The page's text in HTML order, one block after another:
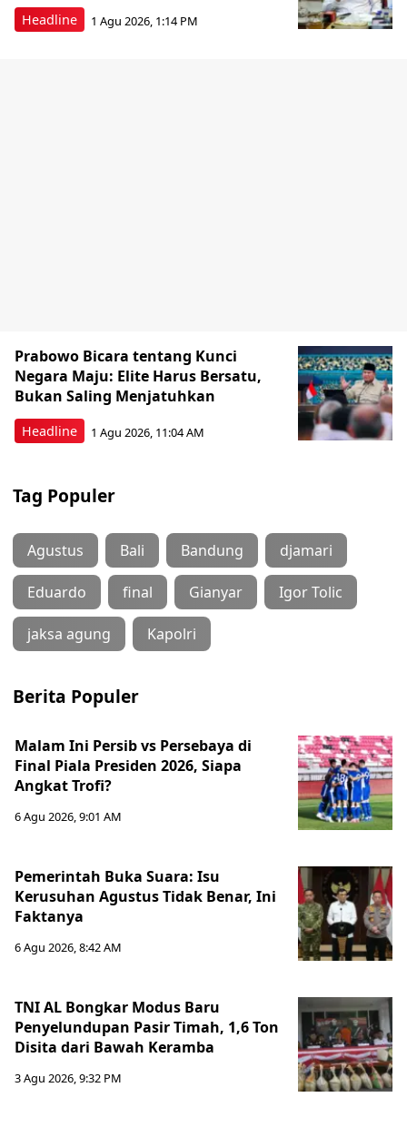
Headline 1 Agu 2026, 1:14 PM
Headline
Prabowo Bicara tentang Kunci
Negara Maju: Elite Harus Bersatu,
Bukan Saling Menjatuhkan
1 Agu 2026, 11:04 AM
Tag Populer
Agustus Bali Bandung djamari
Eduardo final Gianyar Igor Tolic
jaksa agung Kapolri
Berita Populer
Malam Ini Persib vs Persebaya di
Final Piala Presiden 2026, Siapa
Angkat Trofi?
6 Agu 2026, 9:01 AM
Pemerintah Buka Suara: Isu
Kerusuhan Agustus Tidak Benar, Ini
Faktanya
6 Agu 2026, 8:42 AM
TNI AL Bongkar Modus Baru
Penyelundupan Pasir Timah, 1,6 Ton
Disita dari Bawah Keramba
3 Agu 2026, 9:32 PM